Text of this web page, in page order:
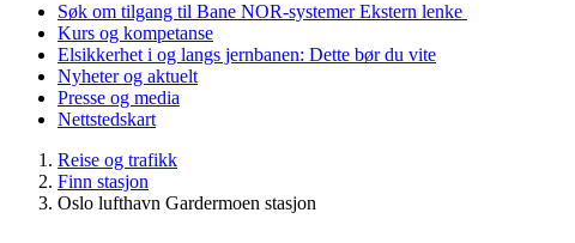
Søk om tilgang til Bane NOR-systemerEkstern lenke
Kurs og kompetanse
Elsikkerhet i og langs jernbanen: Dette bør du vite
Nyheter og aktuelt
Presse og media
Nettstedskart
Reise og trafikk
Finn stasjon
Oslo lufthavn Gardermoen stasjon